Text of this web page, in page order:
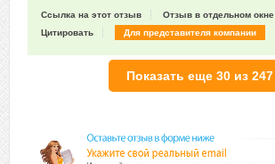
Ссылка на этот отзыв
Отзыв в отдельном окне
Цитировать
Для представителя компании
Показать еще 30 из 247